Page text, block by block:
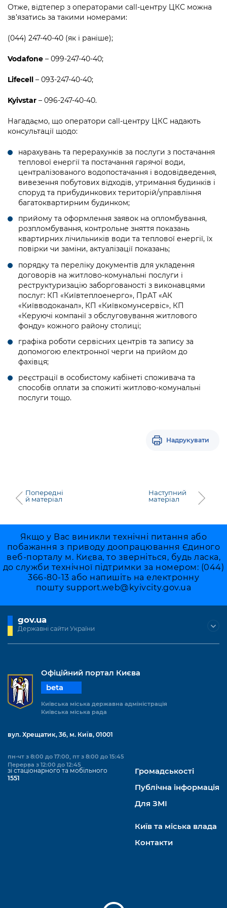
Підприємства, установи, організації
Kyiv International Relations
Портал Захисників та Захисниць
Безбар'єрність
Портал послуг
Міський застосунок Київ Цифровий
Важливе під час воєнного стану
Уряд» – місцевий рівень»
Про відкриті дані
Отже, відтепер з операторами сall-центру ЦКС можна
зв’язатись за такими номерами:
(044) 247-40-40 (як і раніше);
Vodafone – 099-247-40-40;
Lifecell – 093-247-40-40;
Kyivstar – 096-247-40-40.
Нагадаємо, що оператори сall-центру ЦКС надають
консультації щодо:
нарахувань та перерахунків за послуги з постачання
теплової енергії та постачання гарячої води,
централізованого водопостачання і водовідведення,
вивезення побутових відходів, утримання будинків і
споруд та прибудинкових територій/управління
багатоквартирним будинком;
прийому та оформлення заявок на опломбування,
розпломбування, контрольне зняття показань
квартирних лічильників води та теплової енергії, їх
повірки чи заміни, актуалізації показань;
порядку та переліку документів для укладення
договорів на житлово-комунальні послуги і
реструктуризацію заборгованості з виконавцями
послуг: КП «Київтеплоенерго», ПрАТ «АК
«Київводоканал», КП «Київкомунсервіс», КП
«Керуючі компанії з обслуговування житлового
фонду» кожного району столиці;
графіка роботи сервісних центрів та запису за
допомогою електронної черги на прийом до
фахівця;
реєстрації в особистому кабінеті споживача та
способів оплати за спожиті житлово-комунальні
послуги тощо.
Надрукувати
Попередні
й матеріал
Наступний
матеріал
Якщо у Вас виникли технічні питання або
побажання з приводу доопрацювання Єдиного
веб-порталу м. Києва, то зверніться, будь ласка,
до служби технічної підтримки за номером: (044)
366-80-13 або напишіть на електронну
пошту support.web@kyivcity.gov.ua
gov.ua
Державні сайти України
Офіційний портал Києва
beta
Київська міська державна адміністрація
Київська міська рада
вул. Хрещатик, 36, м. Київ, 01001
пн-чт з 8:00 до 17:00, пт з 8:00 до 15:45
Перерва з 12:00 до 12:45
зі стаціонарного та мобільного
1551
Громадськості
Публічна інформація
Для ЗМІ
Київ та міська влада
Контакти